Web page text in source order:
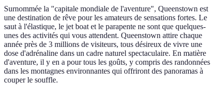
Surnommée la "capitale mondiale de l'aventure", Queenstown est
une destination de rêve pour les amateurs de sensations fortes. Le
saut à l'élastique, le jet boat et le parapente ne sont que quelques-
unes des activités qui vous attendent. Queenstown attire chaque
année près de 3 millions de visiteurs, tous désireux de vivre une
dose d'adrénaline dans un cadre naturel spectaculaire. En matière
d'aventure, il y en a pour tous les goûts, y compris des randonnées
dans les montagnes environnantes qui offriront des panoramas à
couper le souffle.